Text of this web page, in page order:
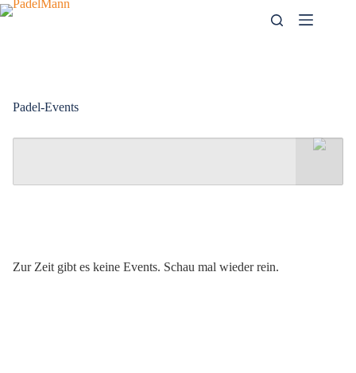
Zum
Inhalt
Padel-Events
Zur Zeit gibt es keine Events. Schau mal wieder rein.